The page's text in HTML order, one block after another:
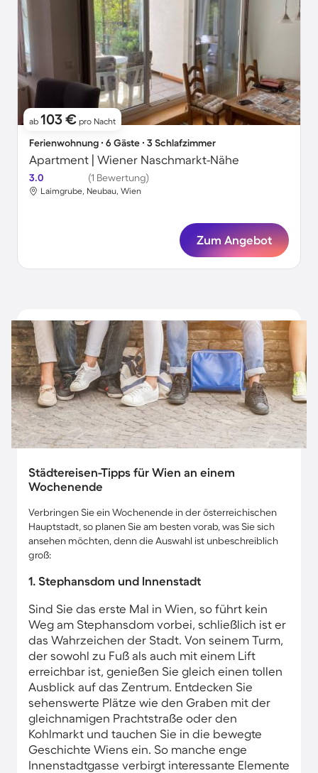
ab 103 € pro Nacht
Ferienwohnung ∙ 6 Gäste ∙ 3 Schlafzimmer
Apartment | Wiener Naschmarkt-Nähe
3.0 (1 Bewertung)
Laimgrube, Neubau, Wien
Zum Angebot
Städtereisen-Tipps für Wien an einem
Wochenende
Verbringen Sie ein Wochenende in der österreichischen
Hauptstadt, so planen Sie am besten vorab, was Sie sich
ansehen möchten, denn die Auswahl ist unbeschreiblich
groß:
1. Stephansdom und Innenstadt
Sind Sie das erste Mal in Wien, so führt kein
Weg am Stephansdom vorbei, schließlich ist er
das Wahrzeichen der Stadt. Von seinem Turm,
der sowohl zu Fuß als auch mit einem Lift
erreichbar ist, genießen Sie gleich einen tollen
Ausblick auf das Zentrum. Entdecken Sie
sehenswerte Plätze wie den Graben mit der
gleichnamigen Prachtstraße oder den
Kohlmarkt und tauchen Sie in die bewegte
Geschichte Wiens ein. So manche enge
Innenstadtgasse verbirgt interessante Elemente